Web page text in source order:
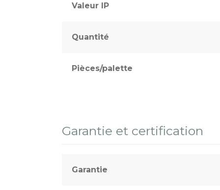
Valeur IP
Quantité
Pièces/palette
Garantie et certification
Garantie